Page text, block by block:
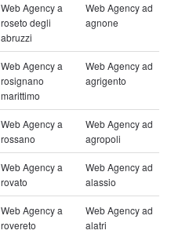
Web Agency a
roseto degli
abruzzi
Web Agency ad
agnone
Web Agency a
rosignano
marittimo
Web Agency ad
agrigento
Web Agency a
rossano
Web Agency ad
agropoli
Web Agency a
rovato
Web Agency ad
alassio
Web Agency a
rovereto
Web Agency ad
alatri